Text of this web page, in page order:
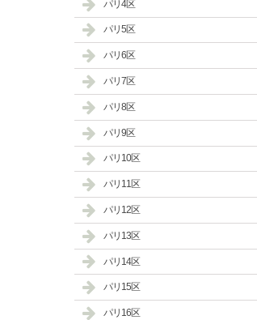
パリ4区
パリ5区
パリ6区
パリ7区
パリ8区
パリ9区
パリ10区
パリ11区
パリ12区
パリ13区
パリ14区
パリ15区
パリ16区